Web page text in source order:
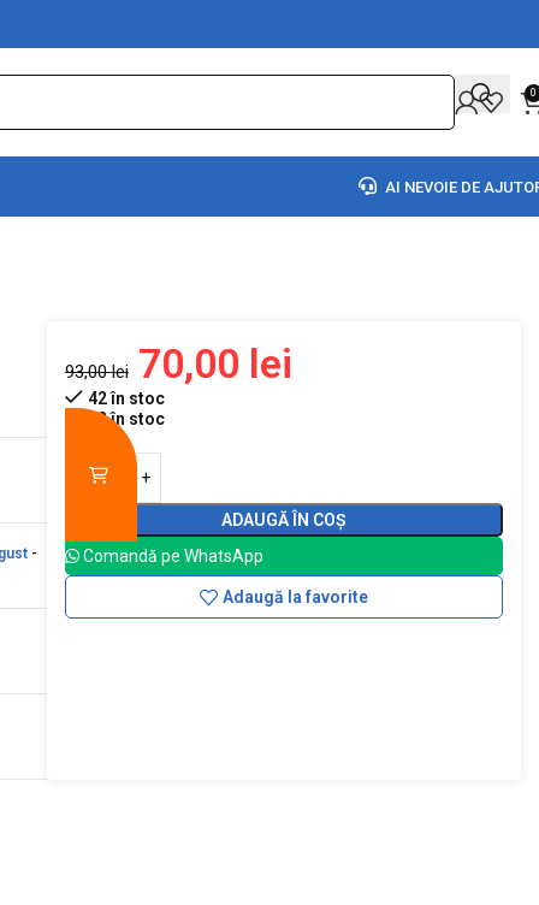
0
AI NEVOIE DE
-
93,00lei 70,00 lei
42 în stoc
42 în stoc
ADAUGĂ ÎN COȘ
Comandă pe WhatsApp
Adaugă la favorite